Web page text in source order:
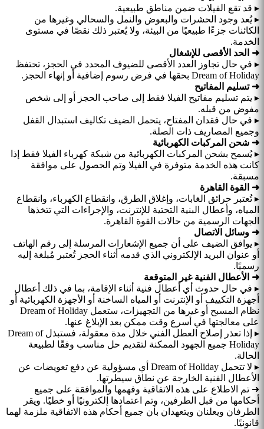
▸ قد تقع الفيلات ضمن مناطق طبيعية.
▸ يُعد وجود الحشرات والبعوض والنمل والسحالي وغيرها من
الكائنات جزءًا طبيعيًا من البيئة، ولا يُعتبر ذلك نقصًا في مستوى
الخدمة.
➜ الحد الأقصى للإشغال
▸ في حال تجاوز العدد الأقصى للضيوف المحدد في الحجز، تحتفظ
Dream of Holiday بحقها في فرض رسوم إضافية أو إنهاء الحجز.
➜ تسليم المفاتيح
▸ يتم تسليم مفاتيح الفيلا فقط إلى صاحب الحجز أو إلى شخص
مفوض من قبله.
▸ في حال فقدان المفتاح، يتحمل الضيف تكاليف استبدال القفل
وجميع المصاريف ذات الصلة.
➜ شحن المركبات الكهربائية
▸ يُسمح بشحن المركبات الكهربائية من شبكة كهرباء الفيلا فقط إذا
كانت هذه الخدمة متوفرة في الفيلا وتم الحصول على موافقة
مسبقة.
➜ القوة القاهرة
▸ تُعتبر حرائق الغابات، وإغلاق الطرق، وانقطاع الكهرباء، وانقطاع
المياه، وأعطال البنية التحتية للإنترنت، والإجراءات التي تتخذها
الجهات الرسمية من حالات القوة القاهرة.
➜ وسائل الاتصال
▸ يوافق الضيف على أن جميع الإشعارات المرسلة إلى رقم الهاتف
أو عنوان البريد الإلكتروني الذي قدمه أثناء الحجز تُعتبر مُبلغة إليه
رسميًا.
➜ الأعطال الفنية غير المتوقعة
▸ في حال حدوث أي أعطال فنية أثناء الإقامة، بما في ذلك أعطال
أجهزة التكييف أو الإنترنت أو المياه الساخنة أو الأجهزة الكهربائية أو
نظام المسبح أو غيرها من التجهيزات، ستعمل Dream of Holiday
على معالجتها في أسرع وقت ممكن بعد الإبلاغ عنها.
▸ إذا تعذر إصلاح العطل الفني خلال مدة معقولة، فستبذل Dream of
Holiday جميع الجهود الممكنة لتقديم حل مناسب وفقًا لطبيعة
الحالة.
▸ لا تتحمل Dream of Holiday أي مسؤولية عن دفع تعويضات عن
الأعطال الفنية الخارجة عن نطاق سيطرتها.
➜ تم الاطلاع على هذه الاتفاقية وفهمها والموافقة على جميع
أحكامها من قبل الطرفين، وتم اعتمادها إلكترونيًا أو خطيًا. ويقر
الطرفان ويعلنان ويتعهدان بأن جميع أحكام هذه الاتفاقية ملزمة لهما
قانونيًا.